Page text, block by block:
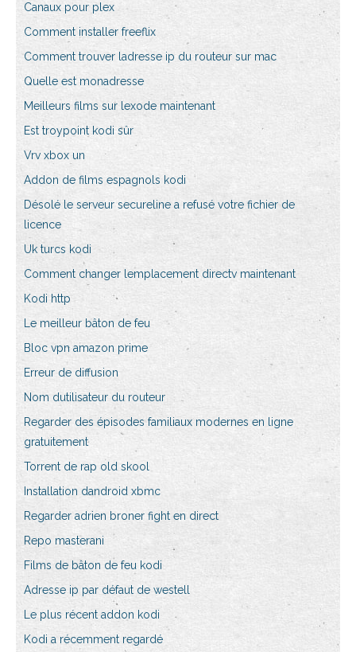
Canaux pour plex
Comment installer freeflix
Comment trouver ladresse ip du routeur sur mac
Quelle est monadresse
Meilleurs films sur lexode maintenant
Est troypoint kodi sûr
Vrv xbox un
Addon de films espagnols kodi
Désolé le serveur secureline a refusé votre fichier de
licence
Uk turcs kodi
Comment changer lemplacement directv maintenant
Kodi http
Le meilleur bâton de feu
Bloc vpn amazon prime
Erreur de diffusion
Nom dutilisateur du routeur
Regarder des épisodes familiaux modernes en ligne
gratuitement
Torrent de rap old skool
Installation dandroid xbmc
Regarder adrien broner fight en direct
Repo masterani
Films de bâton de feu kodi
Adresse ip par défaut de westell
Le plus récent addon kodi
Kodi a récemment regardé